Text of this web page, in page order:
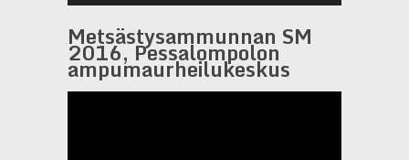
Metsästysammunnan SM
2016, Pessalompolon
ampumaurheilukeskus